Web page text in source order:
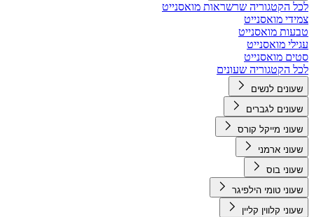
לכל הקטגוריה שרשראות מואסנייט
צמידי מואסנייט
טבעות מואסנייט
עגילי מואסנייט
סטים מואסנייט
לכל הקטגוריה שעונים
שעונים לנשים
שעונים לגברים
שעוני מייקל קורס
שעוני ארמני
שעוני בוס
שעוני טומי הילפיגר
שעוני קלווין קליין